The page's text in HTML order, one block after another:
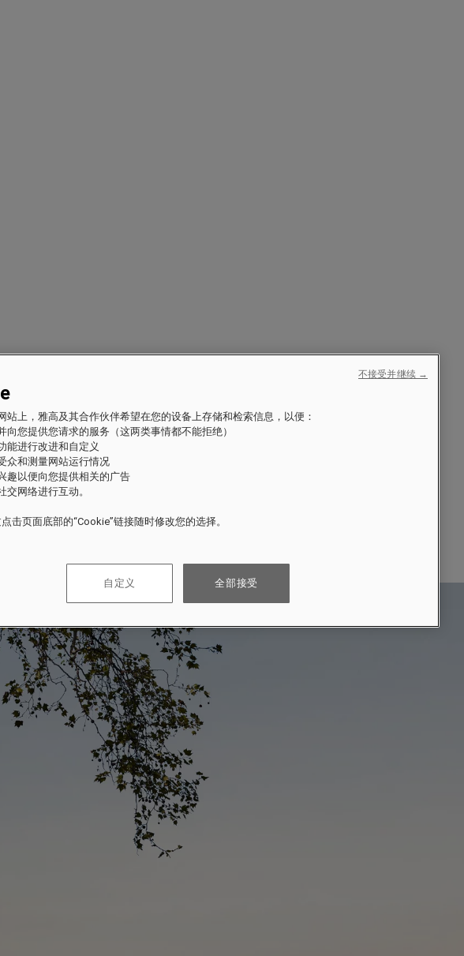
站上，雅高及其合作伙伴希望在您的设备上存储和检索信息，以便：
向您提供您请求的服务（这两类事情都不能拒绝）
能进行改进和自定义
众和测量网站运行情况
趣以便向您提供相关的广告
交网络进行互动。
击页面底部的“Cookie”链接随时修改您的选择。
自定义 全部接受
不接受并继续 →